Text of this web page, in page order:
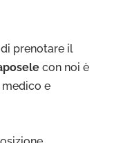
prenotare il
con noi è
e